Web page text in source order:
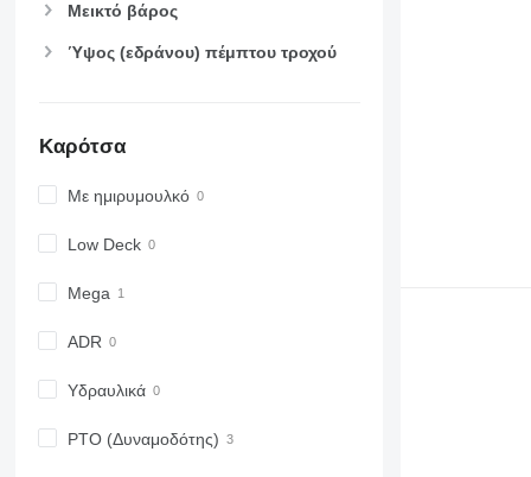
Μεικτό βάρος
Ύψος (εδράνου) πέμπτου τροχού
Καρότσα
Με ημιρυμουλκό
Low Deck
Mega
ADR
Υδραυλικά
PTO (Δυναμοδότης)